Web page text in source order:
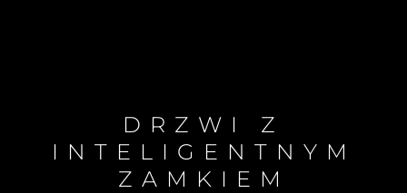
DRZWI Z
INTELIGENTNYM
ZAMKIEM